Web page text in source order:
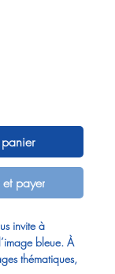
payer
invite à
bleue. À
thématiques,